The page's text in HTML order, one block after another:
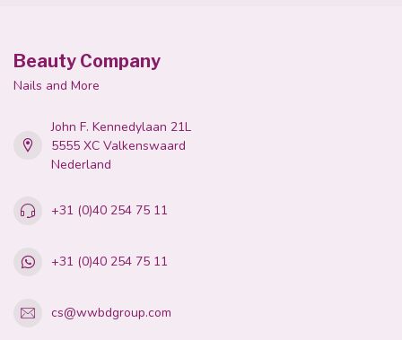
Beauty Company
Nails and More
John F. Kennedylaan 21L
5555 XC Valkenswaard
Nederland
+31 (0)40 254 75 11
+31 (0)40 254 75 11
cs@wwbdgroup.com